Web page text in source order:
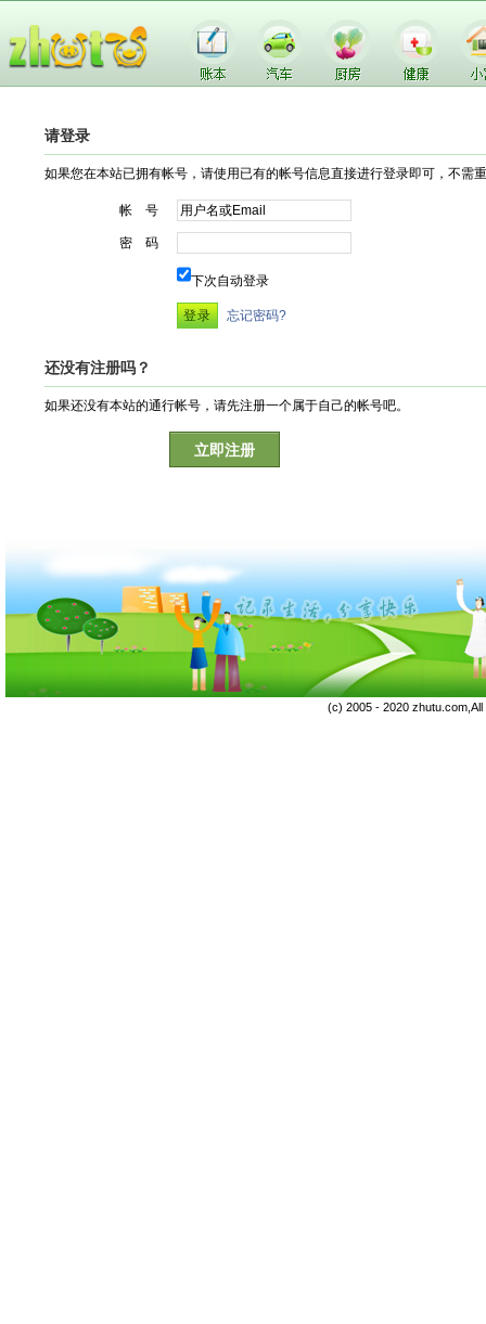
请登录
如果您在本站已拥有帐号，请使用已有的帐号信息直接进行登录即可，不需
帐 号
密 码
下次自动登录
忘记密码?
还没有注册吗？
如果还没有本站的通行帐号，请先注册一个属于自己的帐号吧。
立即注册
(c) 2005 - 2020